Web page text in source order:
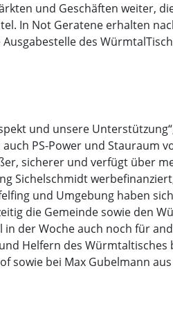
und Geschäften weiter,
In Not Geratene erhalten
des
und unsere
PS-Power und Stauraum
sicherer und verfügt über
Sichelschmidt
und Umgebung haben
die Gemeinde sowie den
der Woche auch noch für
Helfern des Würmtaltisches
sowie bei Max Gubelmann